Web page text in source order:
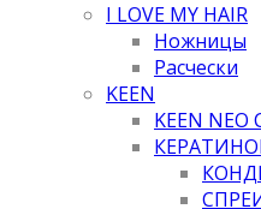
I LOVE MY HAIR
Ножницы
Расчески
KEEN
KEEN NEO